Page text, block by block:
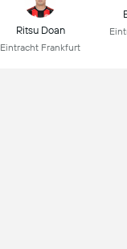
Ritsu Doan
Eintracht Frankfurt